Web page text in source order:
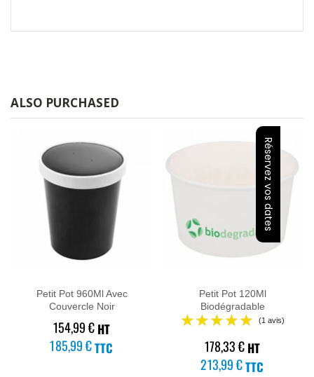
ALSO PURCHASED
Petit Pot 960Ml Avec
Couvercle Noir
154,99 € HT
185,99 €TTC
Petit Pot 120Ml
Biodégradable
178,33 € HT
213,99 €TTC
Réservez vos dates